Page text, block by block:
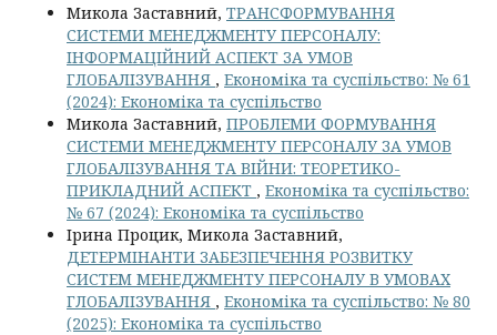
Микола Заставний, ТРАНСФОРМУВАННЯ
СИСТЕМИ МЕНЕДЖМЕНТУ ПЕРСОНАЛУ:
ІНФОРМАЦІЙНИЙ АСПЕКТ ЗА УМОВ
ГЛОБАЛІЗУВАННЯ , Економіка та суспільство: № 61
(2024): Економіка та суспільство
Микола Заставний, ПРОБЛЕМИ ФОРМУВАННЯ
СИСТЕМИ МЕНЕДЖМЕНТУ ПЕРСОНАЛУ ЗА УМОВ
ГЛОБАЛІЗУВАННЯ ТА ВІЙНИ: ТЕОРЕТИКО-
ПРИКЛАДНИЙ АСПЕКТ , Економіка та суспільство:
№ 67 (2024): Економіка та суспільство
Ірина Процик, Микола Заставний,
ДЕТЕРМІНАНТИ ЗАБЕЗПЕЧЕННЯ РОЗВИТКУ
СИСТЕМ МЕНЕДЖМЕНТУ ПЕРСОНАЛУ В УМОВАХ
ГЛОБАЛІЗУВАННЯ , Економіка та суспільство: № 80
(2025): Економіка та суспільство